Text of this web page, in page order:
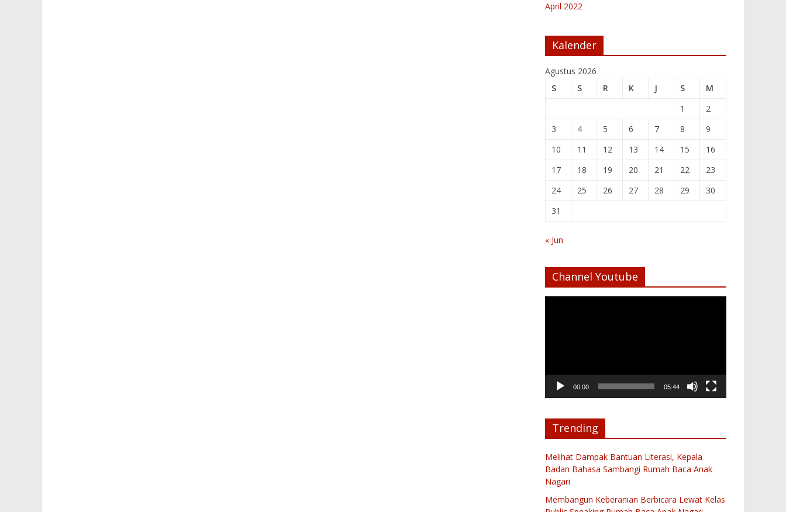
April 2022
Kalender
Agustus 2026
S
S R K J S
M
1
2
3
4 5 6 7 8
9
10
11 12 13 14 15
16
17
18 19 20 21 22
23
24
25 26 27 28 29
30
31
« Jun
Channel Youtube
00:00 05:44
Trending
Melihat Dampak Bantuan Literasi, Kepala
Badan Bahasa Sambangi Rumah Baca Anak
Nagari
Membangun Keberanian Berbicara Lewat Kelas